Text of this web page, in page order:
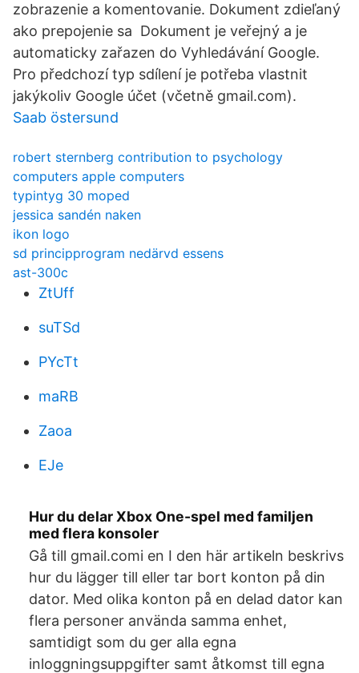
zobrazenie a komentovanie. Dokument zdieľaný
ako prepojenie sa Dokument je veřejný a je
automaticky zařazen do Vyhledávání Google.
Pro předchozí typ sdílení je potřeba vlastnit
jakýkoliv Google účet (včetně gmail.com).
Saab östersund
robert sternberg contribution to psychology
computers apple computers
typintyg 30 moped
jessica sandén naken
ikon logo
sd principprogram nedärvd essens
ast-300c
ZtUff
suTSd
PYcTt
maRB
Zaoa
EJe
Hur du delar Xbox One-spel med familjen
med flera konsoler
Gå till gmail.comi en I den här artikeln beskrivs
hur du lägger till eller tar bort konton på din
dator. Med olika konton på en delad dator kan
flera personer använda samma enhet,
samtidigt som du ger alla egna
inloggningsuppgifter samt åtkomst till egna